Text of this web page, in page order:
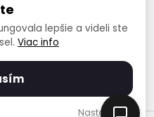
Art Awards
medzinárodnej
sociálny fond
a sociálna
lepšie a videli ste
Viac info
Nastavenia